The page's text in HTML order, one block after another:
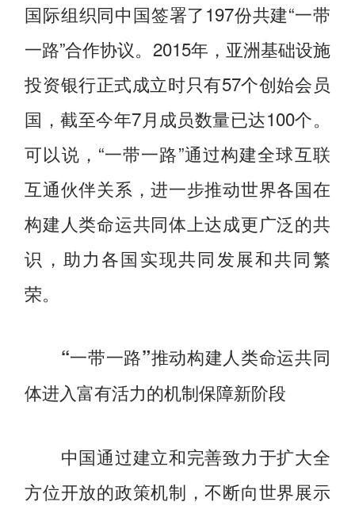
国际组织同中国签署了197份共建“一带
一路”合作协议。2015年，亚洲基础设施
投资银行正式成立时只有57个创始会员
国，截至今年7月成员数量已达100个。
可以说，“一带一路”通过构建全球互联
互通伙伴关系，进一步推动世界各国在
构建人类命运共同体上达成更广泛的共
识，助力各国实现共同发展和共同繁
荣。
“一带一路”推动构建人类命运共同
体进入富有活力的机制保障新阶段
中国通过建立和完善致力于扩大全
方位开放的政策机制，不断向世界展示